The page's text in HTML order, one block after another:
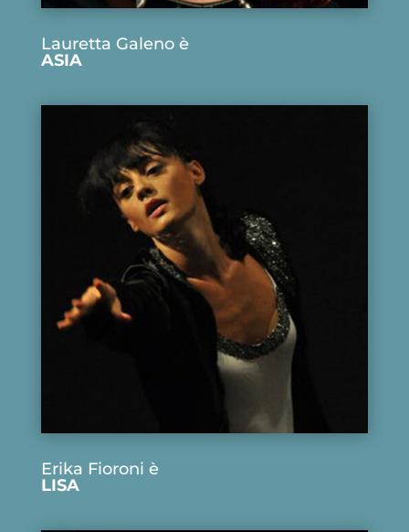
Lauretta Galeno è
ASIA
Erika Fioroni è
LISA